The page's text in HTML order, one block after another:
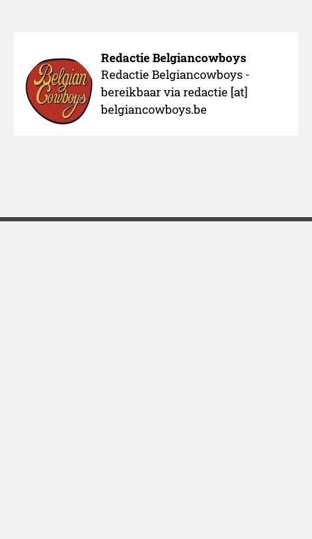
Redactie Belgiancowboys
Redactie Belgiancowboys -
bereikbaar via redactie [at]
belgiancowboys.be